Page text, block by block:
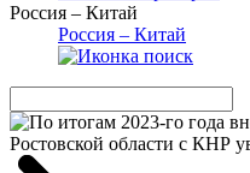
Россия – Китай
Россия – Китай